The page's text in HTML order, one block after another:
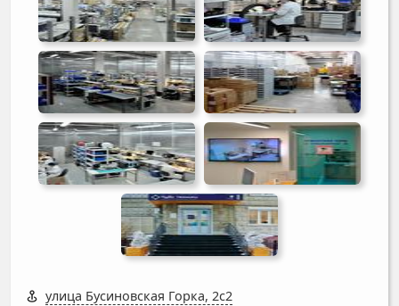
улица Бусиновская Горка, 2с2